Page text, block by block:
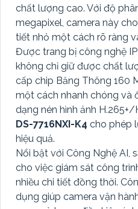
chất lượng cao. Với độ
megapixel, camera này
tiết nhỏ một cách rõ ràng
Được trang bị công nghệ
không chỉ giữ được chất
cấp chip Băng Thông 160
một cách nhanh chóng và
dạng nén hình ảnh
DS-7716NXI-K4 cho phép
hiệu quả.
Nổi bật với Công Nghệ AI,
cho việc giám sát công
nhiều chi tiết đồng thời.
dụng giúp camera vận